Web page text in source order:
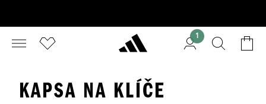
1
KAPSA NA KLÍČE